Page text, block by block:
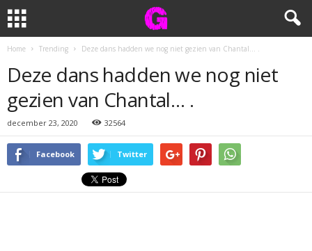
Home Trending Deze dans hadden we nog niet gezien van Chantal… .
Deze dans hadden we nog niet
gezien van Chantal… .
december 23, 2020 32564
Facebook Twitter